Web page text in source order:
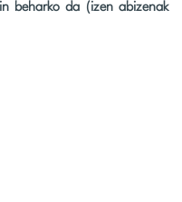
beharko da (izen abizenak